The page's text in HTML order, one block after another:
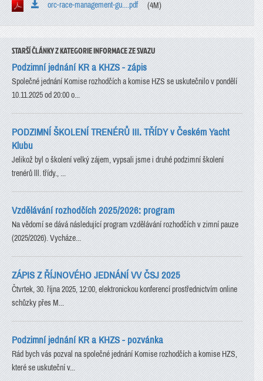
orc-race-management-gu....pdf (4M)
STARŠÍ ČLÁNKY Z KATEGORIE INFORMACE ZE SVAZU
Podzimní jednání KR a KHZS - zápis
Společné jednání Komise rozhodčích a komise HZS se uskutečnilo v pondělí
10.11.2025 od 20:00 o...
PODZIMNÍ ŠKOLENÍ TRENÉRŮ III. TŘÍDY v Českém Yacht
Klubu
Jelikož byl o školení velký zájem, vypsali jsme i druhé podzimní školení
trenérů lll. třídy., ...
Vzdělávání rozhodčích 2025/2026: program
Na vědomí se dává následující program vzdělávání rozhodčích v zimní pauze
(2025/2026). Vycháze...
ZÁPIS Z ŘÍJNOVÉHO JEDNÁNÍ VV ČSJ 2025
Čtvrtek, 30. října 2025, 12:00, elektronickou konferencí prostřednictvím online
schůzky přes M...
Podzimní jednání KR a KHZS - pozvánka
Rád bych vás pozval na společné jednání Komise rozhodčích a komise HZS,
které se uskuteční v...